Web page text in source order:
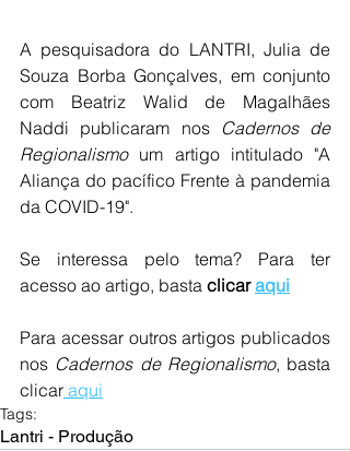
A pesquisadora do LANTRI, Julia de
Souza Borba Gonçalves, em conjunto
com Beatriz Walid de Magalhães
Naddi publicaram nos Cadernos de
Regionalismo um artigo intitulado "A
Aliança do pacífico Frente à pandemia
da COVID-19".
Se interessa pelo tema? Para ter
acesso ao artigo, basta clicar aqui
Para acessar outros artigos publicados
nos Cadernos de Regionalismo, basta
clicar aqui
Tags:
Lantri - Produção